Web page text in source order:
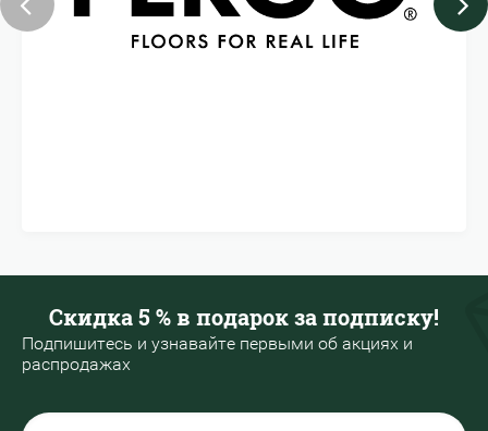
Скидка 5 % в подарок за подписку!
Подпишитесь и узнавайте первыми об акциях и
распродажах